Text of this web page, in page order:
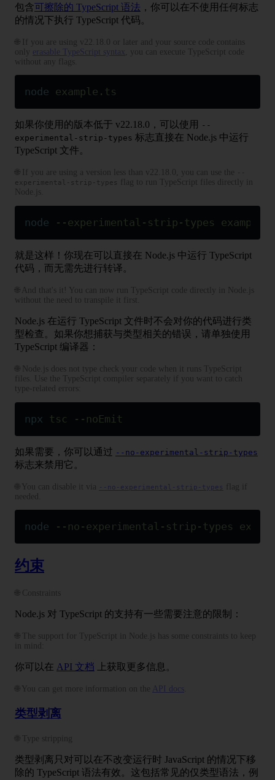
包含可擦除的 TypeScript 语法 ，你可以在不使用任何标志
的情况下执行 TypeScript 代码。
🌐 If you are using v22.18.0 or later and your source code contains
only erasable TypeScript syntax
, you can execute TypeScript code
without any flags.
node example.ts
如果你使用的版本低于 v22.18.0，可以使用 --
experimental-strip-types 标志直接在 Node.js 中运行
TypeScript 文件。
🌐 If you are using a version less than v22.18.0, you can use the
--
experimental-strip-types
flag to run TypeScript files directly in
Node.js.
node --experimental-strip-types
就是这样！你现在可以直接在 Node.js 中运行 TypeScript
代码，而无需先进行转译。
🌐 And that's it! You can now run TypeScript code directly in Node.js
without the need to transpile it first.
Node.js 在运行 TypeScript 文件时不会对你的代码进行类
型检查。如果你想捕获与类型相关的错误，请单独使用
TypeScript 编译器：
🌐 Node.js does not type check your code when it runs TypeScript
files. Use the TypeScript compiler separately if you want to catch
type-related errors:
npx tsc --noEmit
如果需要，你可以通过 --no-experimental-strip-types
标志来禁用它。
🌐 You can disable it via --no-experimental-strip-types
flag if
needed.
node --no-experimental-strip-types
约束
🌐 Constraints
Node.js 对 TypeScript 的支持有一些需要注意的限制：
🌐 The support for TypeScript in Node.js has some constraints to keep
in mind:
你可以在 API 文档 上获取更多信息。
🌐 You can get more information on the API docs
类型剥离
🌐 Type stripping
类型剥离只对可以在不改变运行时 JavaScript 的情况下移
除的 TypeScript 语法有效。这包括常见的仅类型语法，例